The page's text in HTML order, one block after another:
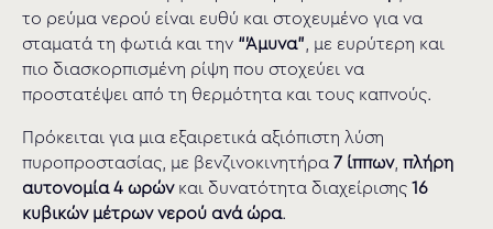
το ρεύμα νερού είναι ευθύ και στοχευμένο για να
σταματά τη φωτιά και την “Άμυνα”, με ευρύτερη και
πιο διασκορπισμένη ρίψη που στοχεύει να
προστατέψει από τη θερμότητα και τους καπνούς.
Πρόκειται για μια εξαιρετικά αξιόπιστη λύση
πυροπροστασίας, με βενζινοκινητήρα 7 ίππων, πλήρη
αυτονομία 4 ωρώνκαι δυνατότητα διαχείρισης 16
κυβικών μέτρων νερού ανά ώρα.